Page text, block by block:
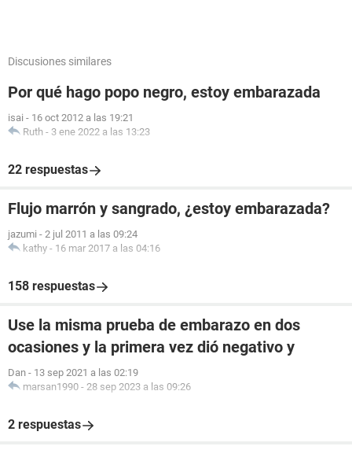
Discusiones similares
Por qué hago popo negro, estoy embarazada
isai - 16 oct 2012 a las 19:21
Ruth - 3 ene 2022 a las 13:23
22 respuestas
Flujo marrón y sangrado, ¿estoy embarazada?
jazumi - 2 jul 2011 a las 09:24
kathy - 16 mar 2017 a las 04:16
158 respuestas
Use la misma prueba de embarazo en dos
ocasiones y la primera vez dió negativo y
Dan - 13 sep 2021 a las 02:19
marsan1990 - 28 sep 2023 a las 09:26
2 respuestas